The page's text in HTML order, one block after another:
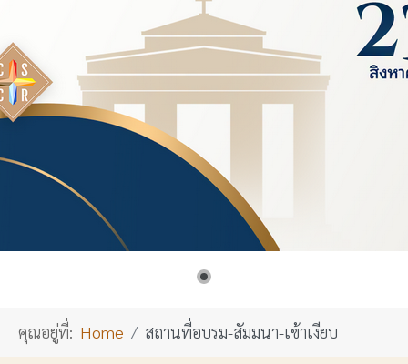
คุณอยู่ที่: Home สถานที่อบรม-สัมมนา-เข้าเงียบ